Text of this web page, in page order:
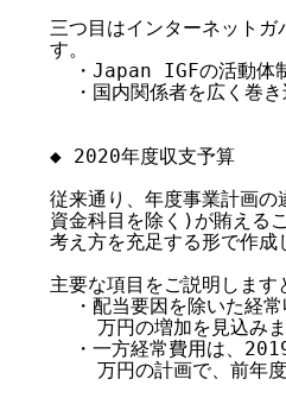
三つ目はインターネット
す。
・Japan IGFの活動体
・国内関係者を広く巻
◆ 2020年度収支予算
従来通り、年度事業計画
資金科目を除く)が賄える
考え方を充足する形で作成
主要な項目をご説明します
・配当要因を除いた経
万円の増加を見込みま
・一方経常費用は、
万円の計画で、前年